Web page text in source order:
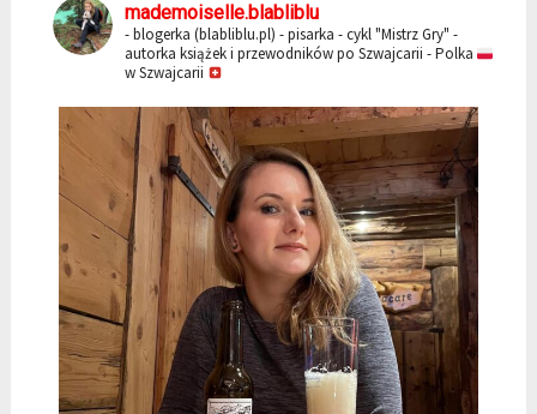
mademoiselle.blabliblu
- blogerka (blabliblu.pl) - pisarka - cykl "Mistrz Gry" -
autorka książek i przewodników po Szwajcarii - Polka
w Szwajcarii